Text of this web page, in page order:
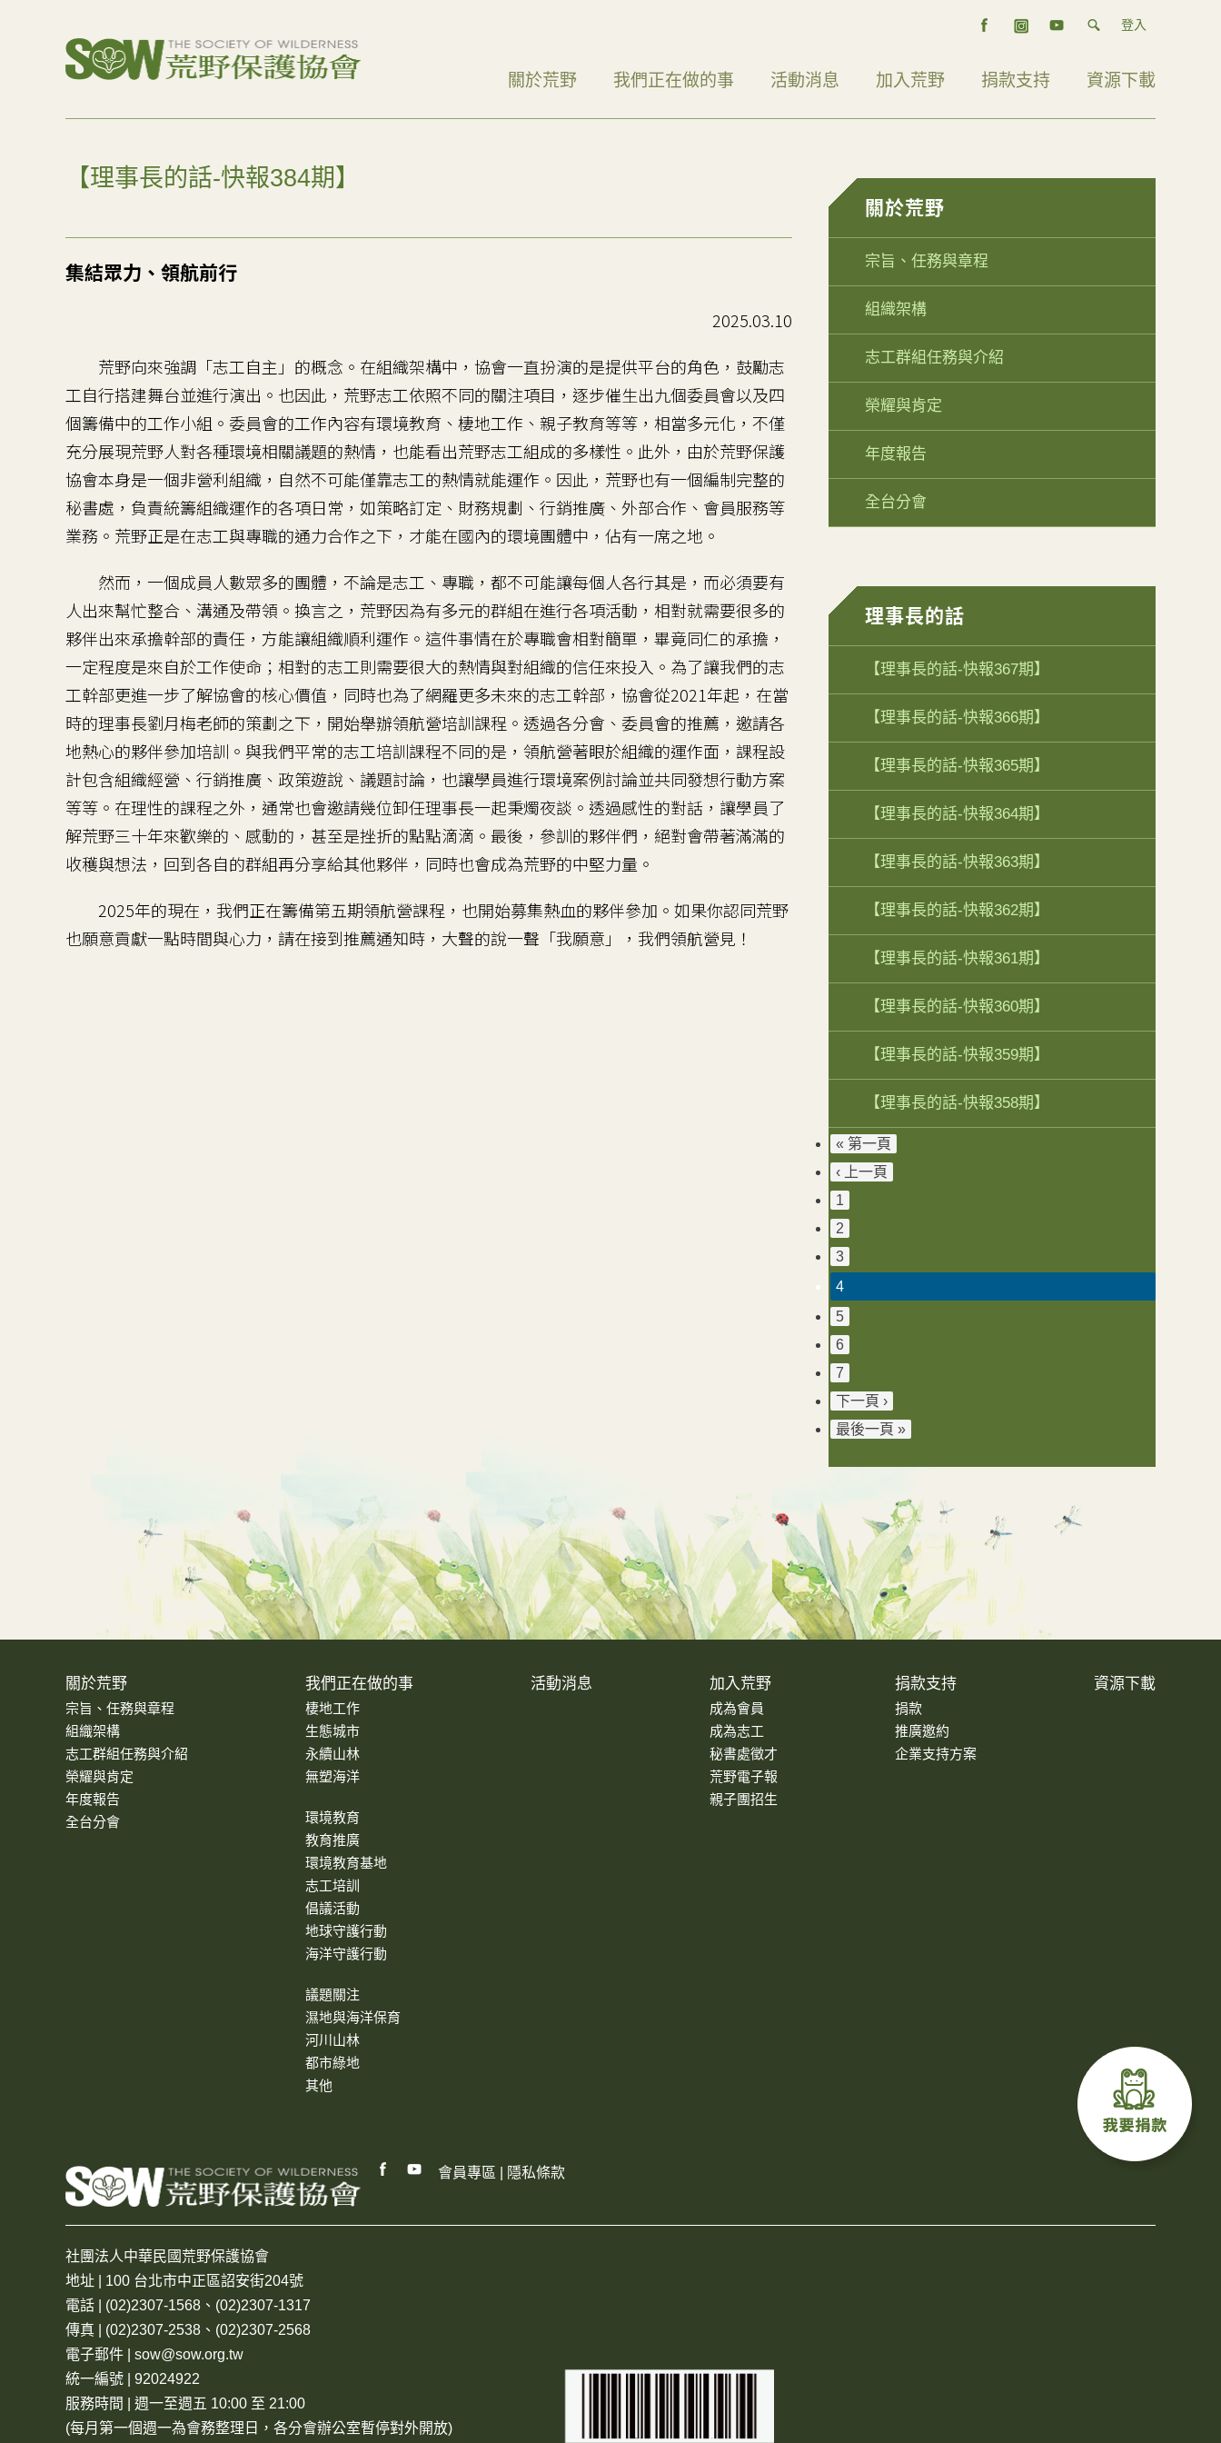
登入
關於荒野 我們正在做的事 活動消息 加入荒野 捐款支持 資源下載
【理事長的話-快報384期】
集結眾力、領航前行
2025.03.10
荒野向來強調「志工自主」的概念。在組織架構中，協會一直扮演的是提供平台的角色，鼓勵志
工自行搭建舞台並進行演出。也因此，荒野志工依照不同的關注項目，逐步催生出九個委員會以及四
個籌備中的工作小組。委員會的工作內容有環境教育、棲地工作、親子教育等等，相當多元化，不僅
充分展現荒野人對各種環境相關議題的熱情，也能看出荒野志工組成的多樣性。此外，由於荒野保護
協會本身是一個非營利組織，自然不可能僅靠志工的熱情就能運作。因此，荒野也有一個編制完整的
秘書處，負責統籌組織運作的各項日常，如策略訂定、財務規劃、行銷推廣、外部合作、會員服務等
業務。荒野正是在志工與專職的通力合作之下，才能在國內的環境團體中，佔有一席之地。
然而，一個成員人數眾多的團體，不論是志工、專職，都不可能讓每個人各行其是，而必須要有
人出來幫忙整合、溝通及帶領。換言之，荒野因為有多元的群組在進行各項活動，相對就需要很多的
夥伴出來承擔幹部的責任，方能讓組織順利運作。這件事情在於專職會相對簡單，畢竟同仁的承擔，
一定程度是來自於工作使命；相對的志工則需要很大的熱情與對組織的信任來投入。為了讓我們的志
工幹部更進一步了解協會的核心價值，同時也為了網羅更多未來的志工幹部，協會從2021年起，在當
時的理事長劉月梅老師的策劃之下，開始舉辦領航營培訓課程。透過各分會、委員會的推薦，邀請各
地熱心的夥伴參加培訓。與我們平常的志工培訓課程不同的是，領航營著眼於組織的運作面，課程設
計包含組織經營、行銷推廣、政策遊說、議題討論，也讓學員進行環境案例討論並共同發想行動方案
等等。在理性的課程之外，通常也會邀請幾位卸任理事長一起秉燭夜談。透過感性的對話，讓學員了
解荒野三十年來歡樂的、感動的，甚至是挫折的點點滴滴。最後，參訓的夥伴們，絕對會帶著滿滿的
收穫與想法，回到各自的群組再分享給其他夥伴，同時也會成為荒野的中堅力量。
2025年的現在，我們正在籌備第五期領航營課程，也開始募集熱血的夥伴參加。如果你認同荒野
也願意貢獻一點時間與心力，請在接到推薦通知時，大聲的說一聲「我願意」，我們領航營見！
關於荒野
宗旨、任務與章程
組織架構
志工群組任務與介紹
榮耀與肯定
年度報告
全台分會
理事長的話
【理事長的話-快報367期】
【理事長的話-快報366期】
【理事長的話-快報365期】
【理事長的話-快報364期】
【理事長的話-快報363期】
【理事長的話-快報362期】
【理事長的話-快報361期】
【理事長的話-快報360期】
【理事長的話-快報359期】
【理事長的話-快報358期】
« 第一頁
‹ 上一頁
1
2
3
4
5
6
7
下一頁 ›
最後一頁 »
關於荒野
宗旨、任務與章程
組織架構
志工群組任務與介紹
榮耀與肯定
年度報告
全台分會
我們正在做的事
棲地工作
生態城市
永續山林
無塑海洋
環境教育
教育推廣
環境教育基地
志工培訓
倡議活動
地球守護行動
海洋守護行動
議題關注
濕地與海洋保育
河川山林
都市綠地
其他
活動消息 加入荒野
成為會員
成為志工
秘書處徵才
荒野電子報
親子團招生
捐款支持
捐款
推廣邀約
企業支持方案
資源下載
會員專區 隱私條款
社團法人中華民國荒野保護協會
地址 | 100 台北市中正區詔安街204號
電話 | (02)2307-1568、(02)2307-1317
傳真 | (02)2307-2538、(02)2307-2568
電子郵件 | sow@sow.org.tw
統一編號 | 92024922
服務時間 | 週一至週五 10:00 至 21:00
(每月第一個週一為會務整理日，各分會辦公室暫停對外開放)